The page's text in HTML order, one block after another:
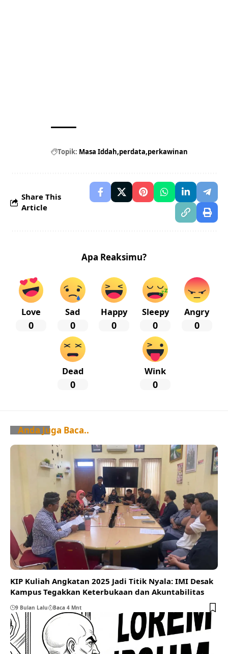
Topik: Masa Iddah perdata perkawinan
Share This
Article
Apa Reaksimu?
Love
0
Sad
0
Happy
0
Sleepy
0
Angry
0
Dead
0
Wink
0
Anda Juga Baca..
KIP Kuliah Angkatan 2025 Jadi Titik Nyala: IMI Desak
Kampus Tegakkan Keterbukaan dan Akuntabilitas
9 Bulan Lalu Baca 4 Mnt